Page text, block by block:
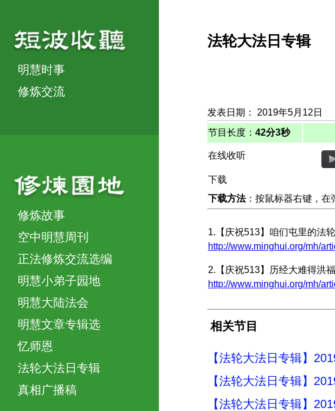
明慧时事
修炼交流
修炼故事
空中明慧周刊
正法修炼交流选编
明慧小弟子园地
明慧大陆法会
明慧文章专辑选
忆师恩
法轮大法日专辑
真相广播稿
法轮大法日专辑
发表日期： 2019年5月12日
节目长度： 42分3秒
在线收听
下载
下载方法：按鼠标器右键，在
1.【庆祝513】咱们屯里的法
http://www.minghui.org/mh/
2.【庆祝513】历经大难得洪福
http://www.minghui.org/mh/
相关节目
【法轮大法日专辑】
【法轮大法日专辑】
【法轮大法日专辑】